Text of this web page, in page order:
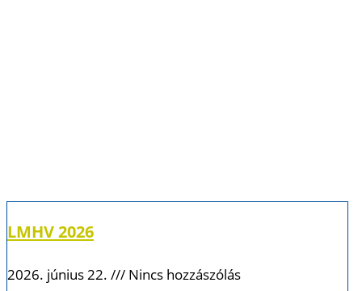
LMHV 2026
2026. június 22. Nincs hozzászólás